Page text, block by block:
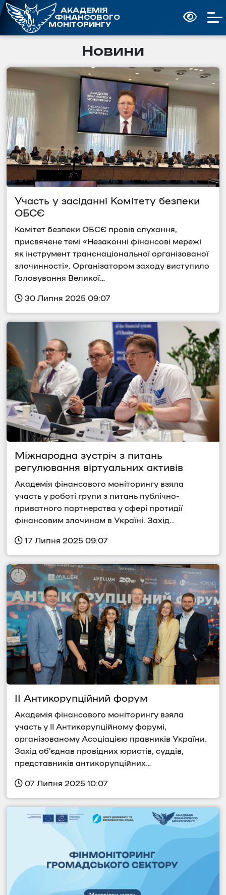
АКАДЕМІЯ
ФІНАНСОВОГО
МОНІТОРИНГУ
Новини
Участь у засіданні Комітету безпеки
ОБСЄ
Комітет безпеки ОБСЄ провів слухання,
присвячене темі «Незаконні фінансові мережі
як інструмент транснаціональної організованої
злочинності». Організатором заходу виступило
Головування Великої…
30 Липня 2025 09:07
Міжнародна зустріч з питань
регулювання віртуальних активів
Академія фінансового моніторингу взяла
участь у роботі групи з питань публічно-
приватного партнерства у сфері протидії
фінансовим злочинам в Україні. Захід…
17 Липня 2025 09:07
ІІ Антикорупційний форум
Академія фінансового моніторингу взяла
участь у ІІ Антикорупційному форумі,
організованому Асоціацією правників України.
Захід об’єднав провідних юристів, суддів,
представників антикорупційних…
07 Липня 2025 10:07